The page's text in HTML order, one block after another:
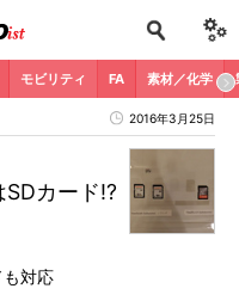
モビリティ FA 素材／化学
2016年3月25日
カード!?
も対応